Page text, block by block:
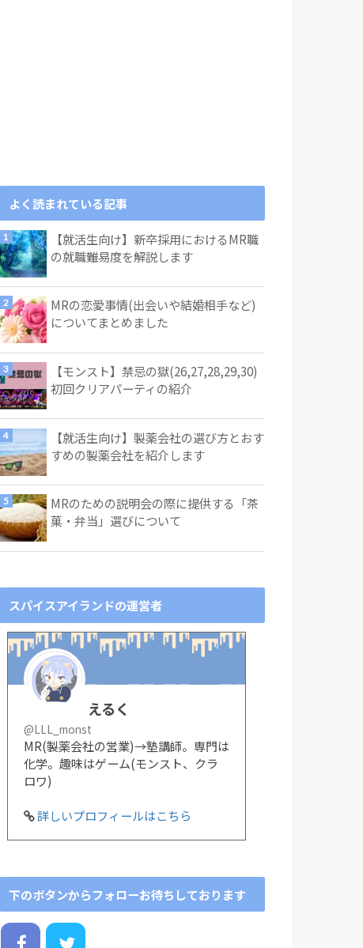
よく読まれている記事
【就活生向け】新卒採用におけるMR職
の就職難易度を解説します
MRの恋愛事情(出会いや結婚相手など)
についてまとめました
【モンスト】禁忌の獄(26,27,28,29,30)
初回クリアパーティの紹介
【就活生向け】製薬会社の選び方とおす
すめの製薬会社を紹介します
MRのための説明会の際に提供する「茶
菓・弁当」選びについて
スパイスアイランドの運営者
えるく
@LLL_monst
MR(製薬会社の営業)→塾講師。専門は
化学。趣味はゲーム(モンスト、クラ
ロワ)
詳しいプロフィールはこちら
下のボタンからフォローお待ちしております